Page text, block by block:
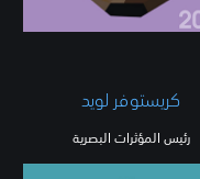
كريستوفر لويد
رئيس المؤثرات البصرية